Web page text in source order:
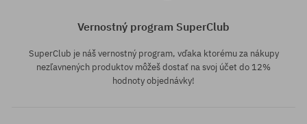
Vernostný program SuperClub
SuperClub je náš vernostný program, vďaka ktorému za nákupy
nezľavnených produktov môžeš dostať na svoj účet do 12%
hodnoty objednávky!